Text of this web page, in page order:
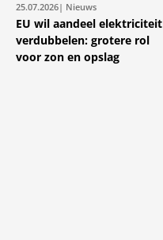
25.07.2026| Nieuws
EU wil aandeel elektriciteit
verdubbelen: grotere rol
voor zon en opslag